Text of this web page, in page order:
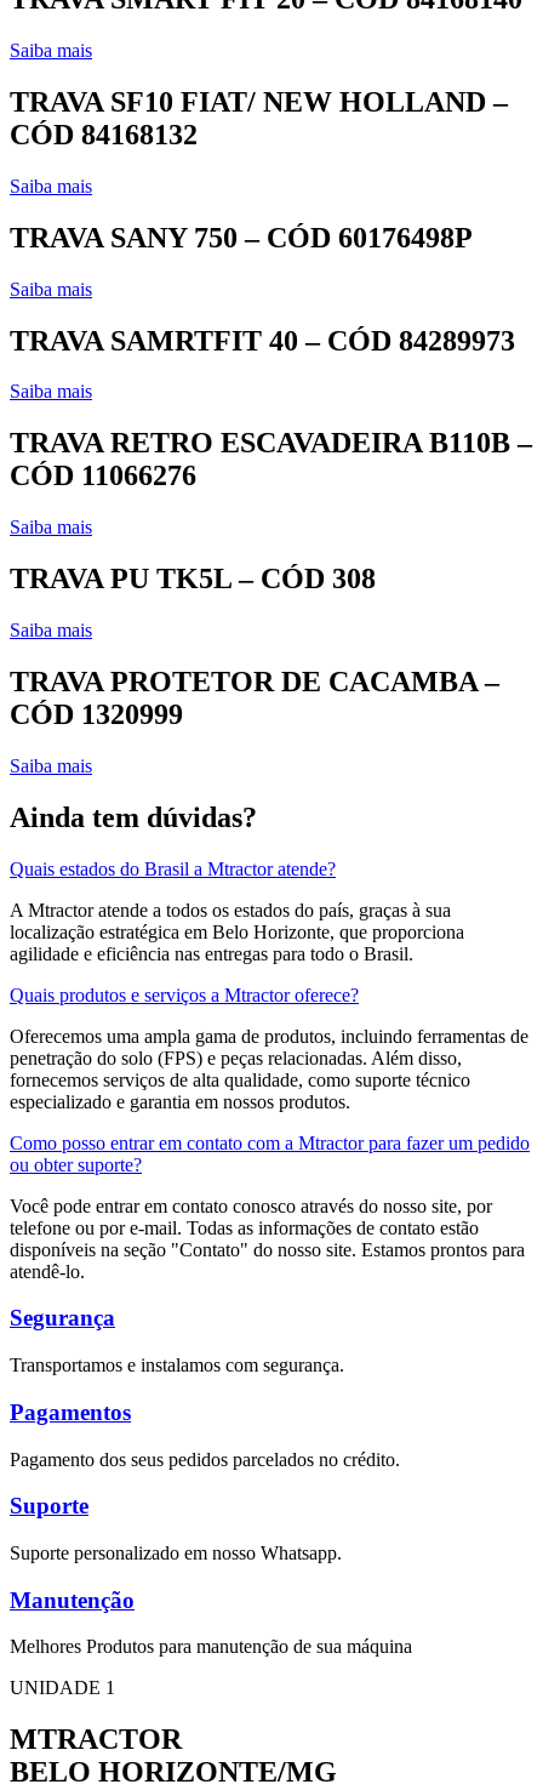
Saiba mais
TRAVA SF10 FIAT/ NEW HOLLAND –
CÓD 84168132
Saiba mais
TRAVA SANY 750 – CÓD 60176498P
Saiba mais
TRAVA SAMRTFIT 40 – CÓD 84289973
Saiba mais
TRAVA RETRO ESCAVADEIRA B110B –
CÓD 11066276
Saiba mais
TRAVA PU TK5L – CÓD 308
Saiba mais
TRAVA PROTETOR DE CACAMBA –
CÓD 1320999
Saiba mais
Ainda tem dúvidas?
Quais estados do Brasil a Mtractor atende?
A Mtractor atende a todos os estados do país, graças à sua
localização estratégica em Belo Horizonte, que proporciona
agilidade e eficiência nas entregas para todo o Brasil.
Quais produtos e serviços a Mtractor oferece?
Oferecemos uma ampla gama de produtos, incluindo ferramentas de
penetração do solo (FPS) e peças relacionadas. Além disso,
fornecemos serviços de alta qualidade, como suporte técnico
especializado e garantia em nossos produtos.
Como posso entrar em contato com a Mtractor para fazer um pedido
ou obter suporte?
Você pode entrar em contato conosco através do nosso site, por
telefone ou por e-mail. Todas as informações de contato estão
disponíveis na seção "Contato" do nosso site. Estamos prontos para
atendê-lo.
Segurança
Transportamos e instalamos com segurança.
Pagamentos
Pagamento dos seus pedidos parcelados no crédito.
Suporte
Suporte personalizado em nosso Whatsapp.
Manutenção
Melhores Produtos para manutenção de sua máquina
UNIDADE 1
MTRACTOR
BELO HORIZONTE/MG